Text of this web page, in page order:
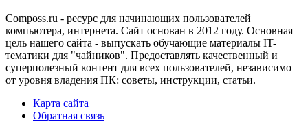
Composs.ru - ресурс для начинающих пользователей
компьютера, интернета. Сайт основан в 2012 году. Основная
цель нашего сайта - выпускать обучающие материалы IT-
тематики для "чайников". Предоставлять качественный и
суперполезный контент для всех пользователей, независимо
от уровня владения ПК: советы, инструкции, статьи.
Карта сайта
Обратная связь